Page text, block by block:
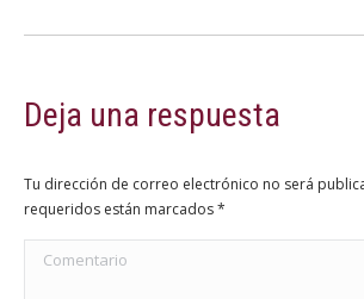
Deja una respuesta
Tu dirección de correo electrónico no será
requeridos están marcados*
Comentario